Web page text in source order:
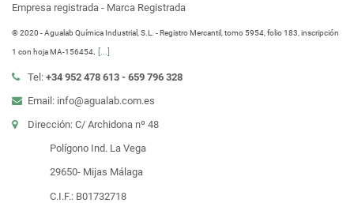
Empresa registrada - Marca Registrada
® 2020 - Agualab Química Industrial, S.L. - Registro Mercantil, tomo 5954, folio 183, inscripción
1 con hoja MA-156454. [...]
Tel: +34 952 478 613 - 659 796 328
Email: info@agualab.com.es
Dirección: C/ Archidona nº 48
Polígono Ind. La Vega
29650- Mijas Málaga
C.I.F.: B01732718